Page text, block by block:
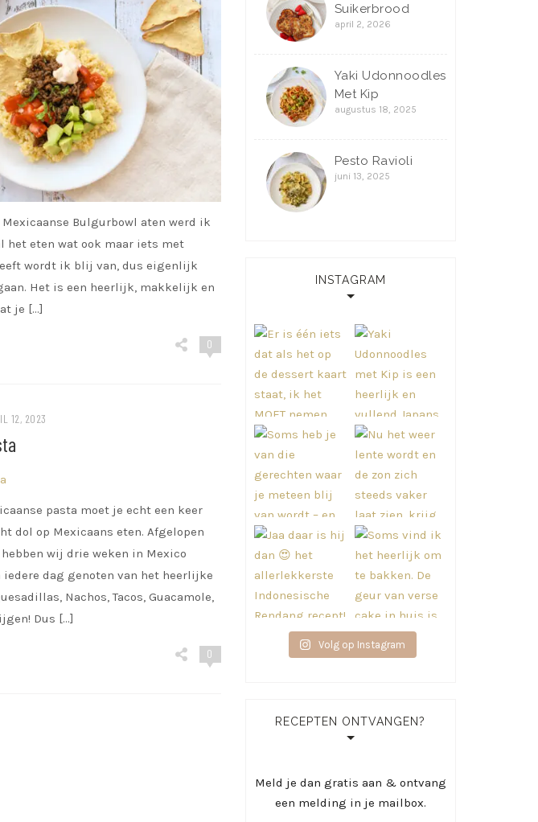
Bulgurbowl aten werd ik
het eten wat ook maar iets met
wordt ik blij van, dus eigenlijk
Het is een heerlijk, makkelijk en
je […]
0
12, 2023
pasta moet je echt een keer
dol op Mexicaans eten. Afgelopen
wij drie weken in Mexico
iedere dag genoten van het heerlijke
Nachos, Tacos, Guacamole,
Dus […]
0
Suikerbrood
april 2, 2026
Yaki Udonnoodles
Met Kip
augustus 18, 2025
Pesto Ravioli
juni 13, 2025
INSTAGRAM
Volg op Instagram
RECEPTEN ONTVANGEN?
Meld je dan gratis aan & ontvang
een melding in je mailbox.